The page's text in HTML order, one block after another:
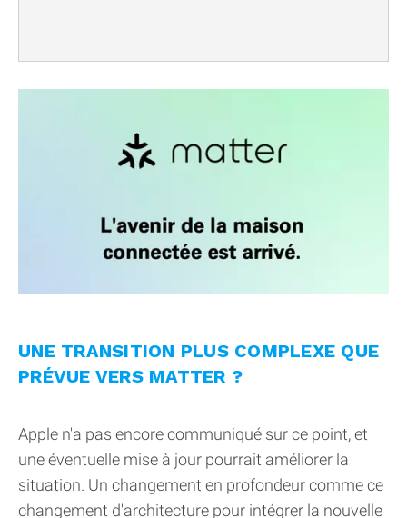
UNE TRANSITION PLUS COMPLEXE QUE
PRÉVUE VERS MATTER ?
Apple n'a pas encore communiqué sur ce point, et
une éventuelle mise à jour pourrait améliorer la
situation. Un changement en profondeur comme ce
changement d'architecture pour intégrer la nouvelle